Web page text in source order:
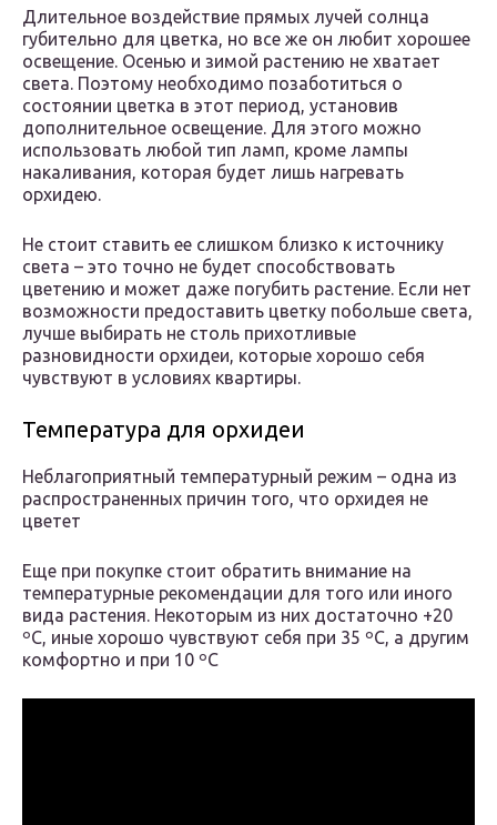
Длительное воздействие прямых лучей солнца
губительно для цветка, но все же он любит хорошее
освещение. Осенью и зимой растению не хватает
света. Поэтому необходимо позаботиться о
состоянии цветка в этот период, установив
дополнительное освещение. Для этого можно
использовать любой тип ламп, кроме лампы
накаливания, которая будет лишь нагревать
орхидею.
Не стоит ставить ее слишком близко к источнику
света – это точно не будет способствовать
цветению и может даже погубить растение. Если нет
возможности предоставить цветку побольше света,
лучше выбирать не столь прихотливые
разновидности орхидеи, которые хорошо себя
чувствуют в условиях квартиры.
Температура для орхидеи
Неблагоприятный температурный режим – одна из
распространенных причин того, что орхидея не
цветет
Еще при покупке стоит обратить внимание на
температурные рекомендации для того или иного
вида растения. Некоторым из них достаточно +20
ºC, иные хорошо чувствуют себя при 35 ºC, а другим
комфортно и при 10 ºC